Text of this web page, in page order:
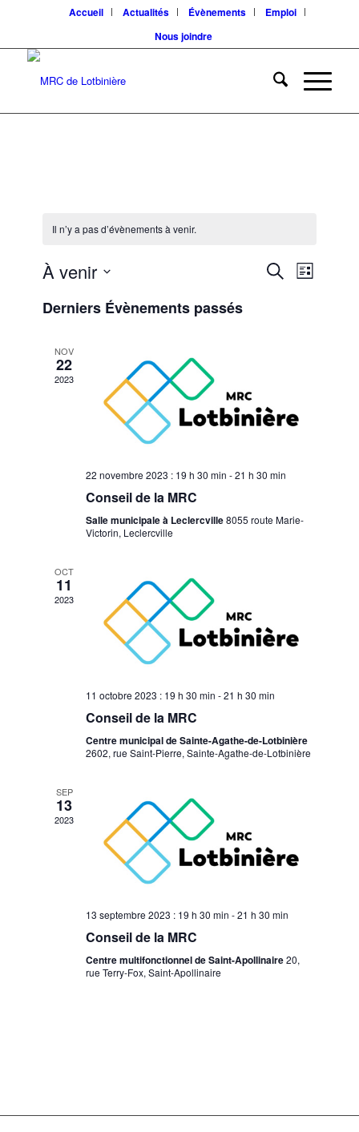
Accueil Actualités Évènements
Emploi
Nous joindre
Il n’y a pas d’évènements à venir.
Recherche
de
Liste
À venir
une
Derniers Évènements passés
NOV
22
2023
22 novembre 2023 : 19 h 30 min -21 h 30 min
Conseil de la MRC
Salle municipale à Leclercville8055 route Marie-
Victorin, Leclercville
OCT
11
2023
11 octobre 2023 : 19 h 30 min -21 h 30 min
Conseil de la MRC
Centre municipal de Sainte-Agathe-de-Lotbinière
2602, rue Saint-Pierre, Sainte-Agathe-de-Lotbinière
SEP
13
2023
13 septembre 2023 : 19 h 30 min -21 h 30 min
Conseil de la MRC
Centre multifonctionnel de Saint-Apollinaire20,
rue Terry-Fox, Saint-Apollinaire